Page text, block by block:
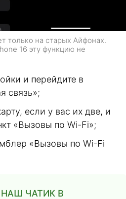
только на старых Айфонах.
16 эту функцию не
и перейдите в
связь»;
если у вас их две, и
«Вызовы по Wi-Fi»;
«Вызовы по Wi-Fi
ЧАТИК В